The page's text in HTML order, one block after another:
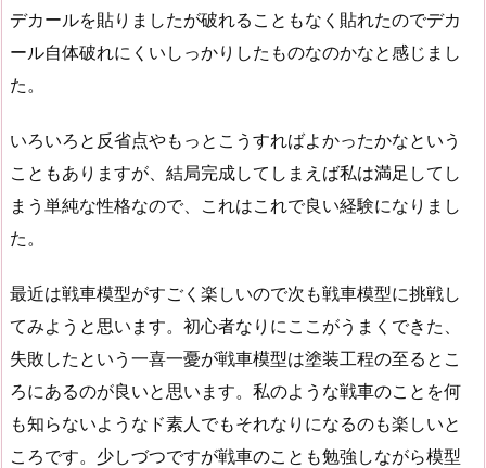
デカールを貼りましたが破れることもなく貼れたのでデカ
ール自体破れにくいしっかりしたものなのかなと感じまし
た。
いろいろと反省点やもっとこうすればよかったかなという
こともありますが、結局完成してしまえば私は満足してし
まう単純な性格なので、これはこれで良い経験になりまし
た。
最近は戦車模型がすごく楽しいので次も戦車模型に挑戦し
てみようと思います。初心者なりにここがうまくできた、
失敗したという一喜一憂が戦車模型は塗装工程の至るとこ
ろにあるのが良いと思います。私のような戦車のことを何
も知らないようなド素人でもそれなりになるのも楽しいと
ころです。少しづつですが戦車のことも勉強しながら模型